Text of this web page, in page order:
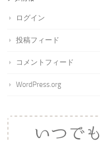
ログイン
投稿フィード
コメントフィード
WordPress.org